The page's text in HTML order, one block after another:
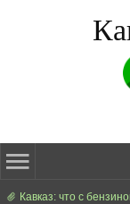
Кавказ: что с